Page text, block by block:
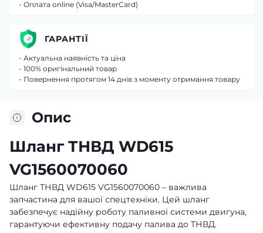
Опис
Шланг ТНВД WD615
VG1560070060
Шланг ТНВД WD615 VG1560070060 – важлива
запчастина для вашої спецтехніки. Цей шланг
забезпечує надійну роботу паливної системи двигуна,
гарантуючи ефективну подачу палива до ТНВД.
- Оплата online (Visa/MasterCard)
ГАРАНТІЇ
- Актуальна наявність та ціна
- 100% оригінальний товар
- Повернення протягом 14 днів з моменту отримання товару